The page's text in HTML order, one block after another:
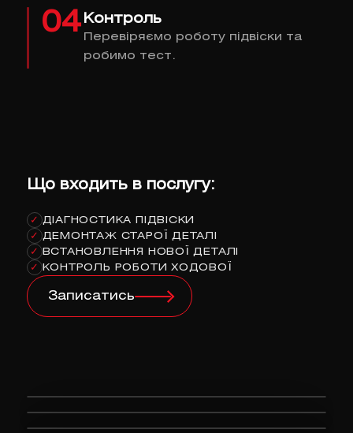
04 Контроль
Перевіряємо роботу підвіски та
робимо тест.
Що входить в послугу:
✓ ДІАГНОСТИКА ПІДВІСКИ
✓ ДЕМОНТАЖ СТАРОЇ ДЕТАЛІ
✓ ВСТАНОВЛЕННЯ НОВОЇ ДЕТАЛІ
✓ КОНТРОЛЬ РОБОТИ ХОДОВОЇ
Записатись